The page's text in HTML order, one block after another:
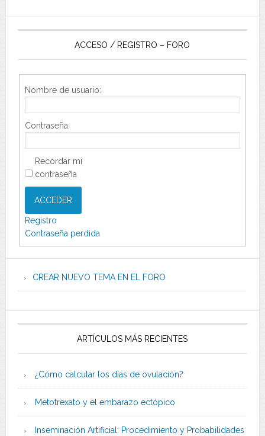
ACCESO / REGISTRO – FORO
Nombre de usuario:
Contraseña:
Recordar mi
contraseña
ACCEDER
Registro
Contraseña perdida
CREAR NUEVO TEMA EN EL FORO
ARTÍCULOS MÁS RECIENTES
¿Cómo calcular los días de ovulación?
Metotrexato y el embarazo ectópico
Inseminación Artificial: Procedimiento y Probabilidades